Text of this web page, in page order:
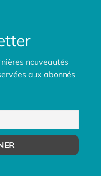
nouveautés
aux abonnés